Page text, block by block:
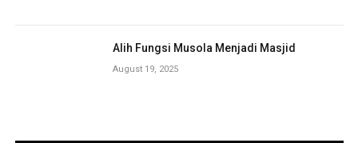
Alih Fungsi Musola Menjadi Masjid
August 19, 2025